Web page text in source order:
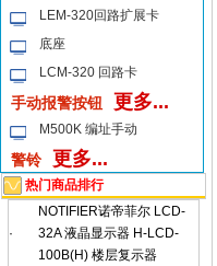
LEM-320回路扩展卡
底座
LCM-320 回路卡
手动报警按钮 更多...
M500K 编址手动
警铃 更多...
热门商品排行
·
NOTIFIER诺帝菲尔 LCD-
32A 液晶显示器 H-LCD-
100B(H) 楼层复示器